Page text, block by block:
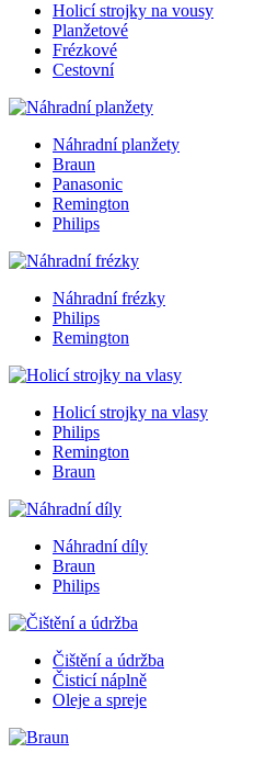
Holicí strojky na vousy
Planžetové
Frézkové
Cestovní
Náhradní planžety
Braun
Panasonic
Remington
Philips
Náhradní frézky
Philips
Remington
Holicí strojky na vlasy
Philips
Remington
Braun
Náhradní díly
Braun
Philips
Čištění a údržba
Čisticí náplně
Oleje a spreje